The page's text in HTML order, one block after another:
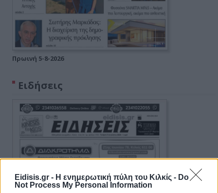
Eidisis.gr - Η ενημερωτική πύλη του Κιλκίς - Do
Not Process My Personal Information
Πρωινή 5-8-2026
Ειδήσεις